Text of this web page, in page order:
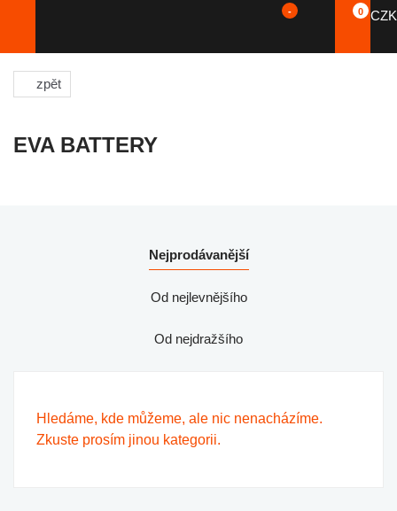
- 0 CZK
zpět
EVA BATTERY
Nejprodávanější
Od nejlevnějšího
Od nejdražšího
Hledáme, kde můžeme, ale nic nenacházíme.
Zkuste prosím jinou kategorii.